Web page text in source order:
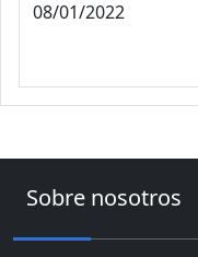
08/01/2022
Sobre nosotros